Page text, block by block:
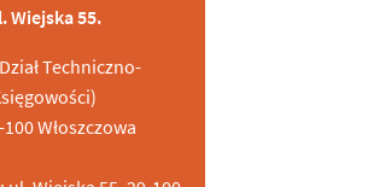
Wiejska 55.
Techniczno-
Włoszczowa